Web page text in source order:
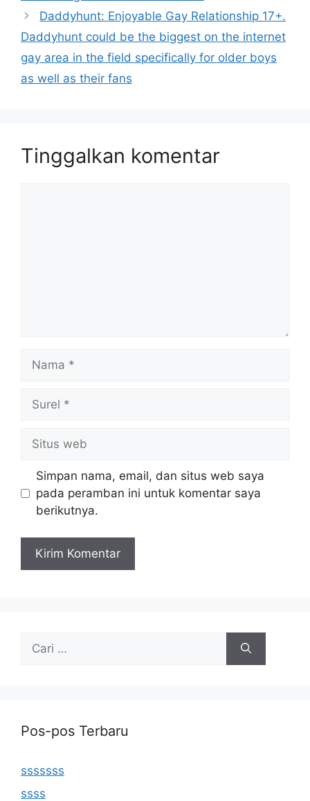
Daddyhunt: Enjoyable Gay Relationship 17+.
Daddyhunt could be the biggest on the internet
gay area in the field specifically for older boys
as well as their fans
Tinggalkan komentar
Nama
Surel
Situs
web
Simpan nama, email, dan situs web saya
pada peramban ini untuk komentar saya
berikutnya.
untuk:
Pos-pos Terbaru
sssssss
ssss